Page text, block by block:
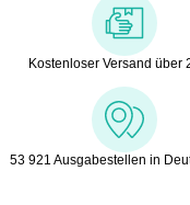
Kostenloser Versand über
53 921 Ausgabestellen in